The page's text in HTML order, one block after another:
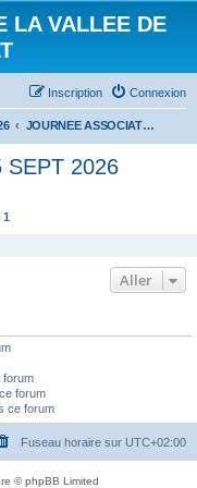
LA VALLEE DE
Connexion
Inscription
JOURNEE ASSOCIATIONS 5 SEPT 2026
SEPT 2026
1
Aller
forum
forum
ce forum
Fuseau horaire sur UTC+02:00
© phpBB Limited